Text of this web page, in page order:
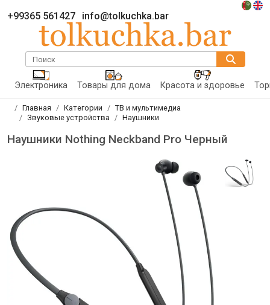
+99365 561427 info@tolkuchka.bar
Поиск
Электроника Товары для дома Красота и здоровье
Главная Категории
ТВ и мультимедиа
Звуковые устройства
Наушники
Наушники Nothing Neckband Pro Черный